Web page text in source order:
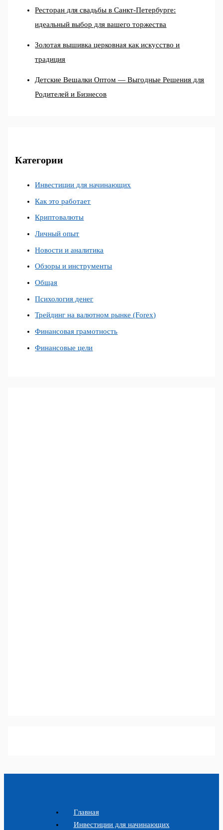
Ресторан для свадьбы в Санкт-Петербурге:
идеальный выбор для вашего торжества
Золотая вышивка церковная как искусство и
традиция
Детские Вешалки Оптом — Выгодные Решения для
Родителей и Бизнесов
Категории
Инвестиции для начинающих
Как это работает
Криптовалюты
Личный опыт
Новости и аналитика
Обзоры и инструменты
Общая
Психология денег
Трейдинг на валютном рынке (Forex)
Финансовая грамотность
Финансовые цели
Главная
Инвестиции для начинающих